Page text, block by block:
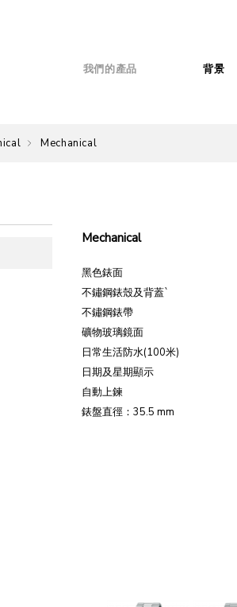
我們的產品 背景
Mechanical
Mechanical
黑色錶面
不鏽鋼錶殼及背蓋`
不鏽鋼錶帶
礦物玻璃鏡面
日常生活防水(100米)
日期及星期顯示
自動上鍊
錶盤直徑：35.5 mm